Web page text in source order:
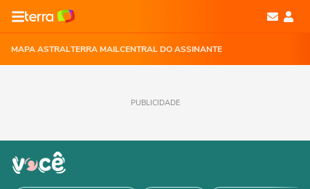
MAPA ASTRALTERRA MAILCENTRAL DO ASSINANTE
PUBLICIDADE